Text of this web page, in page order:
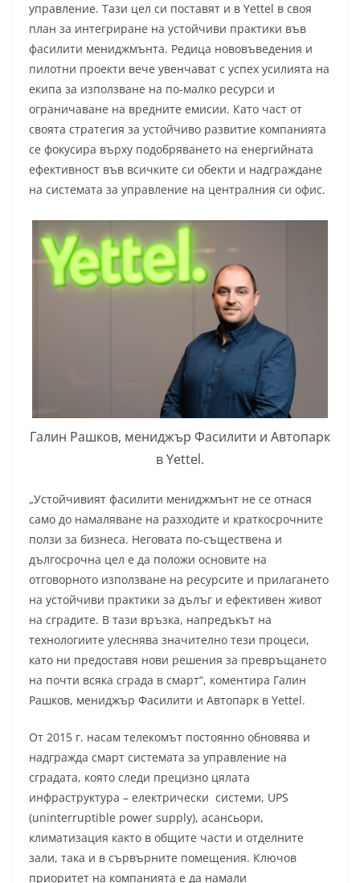
управление. Тази цел си поставят и в Yettel в своя
план за интегриране на устойчиви практики във
фасилити мениджмънта. Редица нововъведения и
пилотни проекти вече увенчават с успех усилията на
екипа за използване на по-малко ресурси и
ограничаване на вредните емисии. Като част от
своята стратегия за устойчиво развитие компанията
се фокусира върху подобряването на енергийната
ефективност във всичките си обекти и надграждане
на системата за управление на централния си офис.
Галин Рашков, мениджър Фасилити и Автопарк
в Yettel.
„Устойчивият фасилити мениджмънт не се отнася
само до намаляване на разходите и краткосрочните
ползи за бизнеса. Неговата по-съществена и
дългосрочна цел е да положи основите на
отговорното използване на ресурсите и прилагането
на устойчиви практики за дълъг и ефективен живот
на сградите. В тази връзка, напредъкът на
технологиите улеснява значително тези процеси,
като ни предоставя нови решения за превръщането
на почти всяка сграда в смарт“, коментира Галин
Рашков, мениджър Фасилити и Автопарк в Yettel.
От 2015 г. насам телекомът постоянно обновява и
надгражда смарт системата за управление на
сградата, която следи прецизно цялата
инфраструктура – електрически системи, UPS
(uninterruptible power supply), асансьори,
климатизация както в общите части и отделните
зали, така и в сървърните помещения. Ключов
приоритет на компанията е да намали